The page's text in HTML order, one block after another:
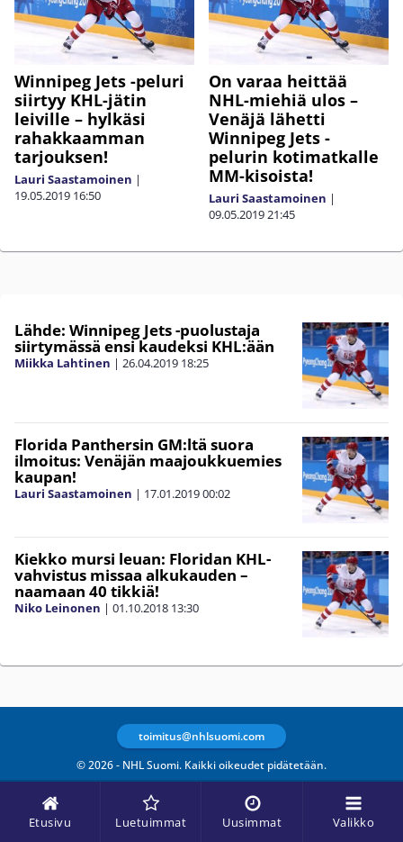
Etusivu Luetuimmat Uusimmat Valikko
Winnipeg Jets -peluri
siirtyy KHL-jätin
leiville – hylkäsi
rahakkaamman
tarjouksen!
Lauri Saastamoinen |
19.05.2019 16:50
On varaa heittää
NHL-miehiä ulos –
Venäjä lähetti
Winnipeg Jets -
pelurin kotimatkalle
MM-kisoista!
Lauri Saastamoinen |
09.05.201921:45
Lähde: Winnipeg Jets -puolustaja
siirtymässä ensi kaudeksi KHL:ään
Miikka Lahtinen | 26.04.2019 18:25
Florida Panthersin GM:ltä suora
ilmoitus: Venäjän maajoukkuemies
kaupan!
Lauri Saastamoinen | 17.01.201900:02
Kiekko mursi leuan: Floridan KHL-
vahvistus missaa alkukauden –
naamaan 40 tikkiä!
Niko Leinonen | 01.10.2018 13:30
© 2026 - NHL Suomi. Kaikki oikeudet pidätetään.
toimitus@nhlsuomi.com